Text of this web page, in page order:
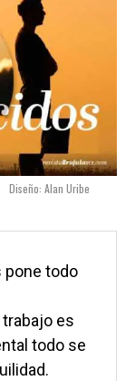
Diseño: Alan Uribe
pone todo
es
todo se